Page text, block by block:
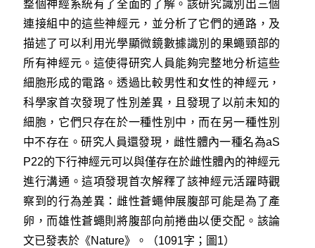
整個神經系統有了全面的了解。該研究識別出三個
連接組中的這些神經元，並分析了它們的通路，及
描述了可以利用光學顯微鏡數據識別的果蠅頸部的
所有神經元。這使得研究人員能夠完整地分析這些
細胞形成的電路。透過比較男性和女性的神經元，
科學家首次發現了性別差異，且發現了以前未知的
細胞，它們只存在於一種性別中，而在另一種性別
中不存在。研究人員還發現，雌性體內一種名為aS
P22的下行神經元可以與僅存在於雌性體內的神經元
進行溝通。這項發現首次解釋了該神經元活躍時觀
察到的行為差異：雌性蒼蠅伸展腹部可能是為了產
卵，而雄性蒼蠅則將腹部向前捲曲以便交配。該論
文已發表於《Nature》。（1091字；圖1）